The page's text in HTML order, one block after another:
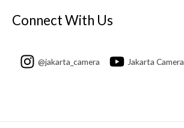
Connect With Us
@jakarta_camera Jakarta Camera